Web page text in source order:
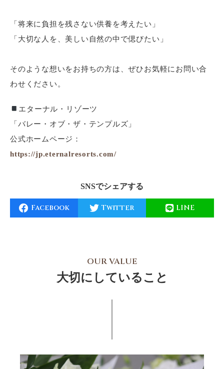
「将来に負担を残さない供養を考えたい」
「大切な人を、美しい自然の中で偲びたい」
そのような想いをお持ちの方は、ぜひお気軽にお問い合
わせください。
エターナル・リゾーツ
「バレー・オブ・ザ・テンプルズ」
公式ホームページ：
https://jp.eternalresorts.com/
SNSでシェアする
Facebook Twitter LINE
OUR VALUE
大切にしていること